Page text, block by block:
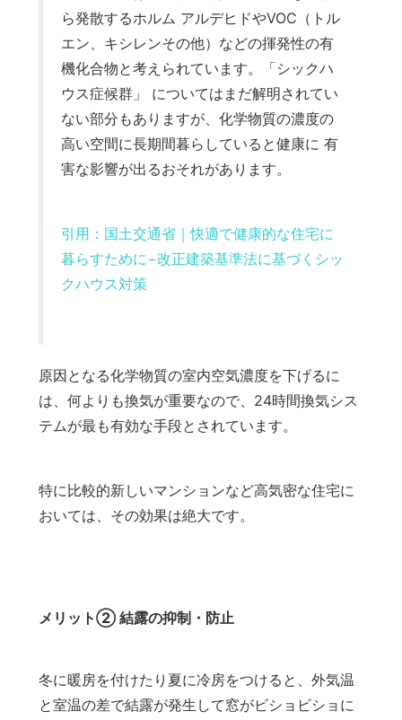
ら発散するホルム アルデヒドやVOC（トル
エン、キシレンその他）などの揮発性の有
機化合物と考えられています。「シックハ
ウス症候群」 についてはまだ解明されてい
ない部分もありますが、化学物質の濃度の
高い空間に長期間暮らしていると健康に 有
害な影響が出るおそれがあります。
引用： 国土交通省｜快適で健康的な住宅に
暮らすために−改正建築基準法に基づくシッ
クハウス対策
原因となる化学物質の室内空気濃度を下げるに
は、何よりも換気が重要なので、24時間換気シス
テムが最も有効な手段とされています。
特に比較的新しいマンションなど高気密な住宅に
おいては、その効果は絶大です。
メリット② 結露の抑制・防止
冬に暖房を付けたり夏に冷房をつけると、外気温
と室温の差で結露が発生して窓がビショビショに